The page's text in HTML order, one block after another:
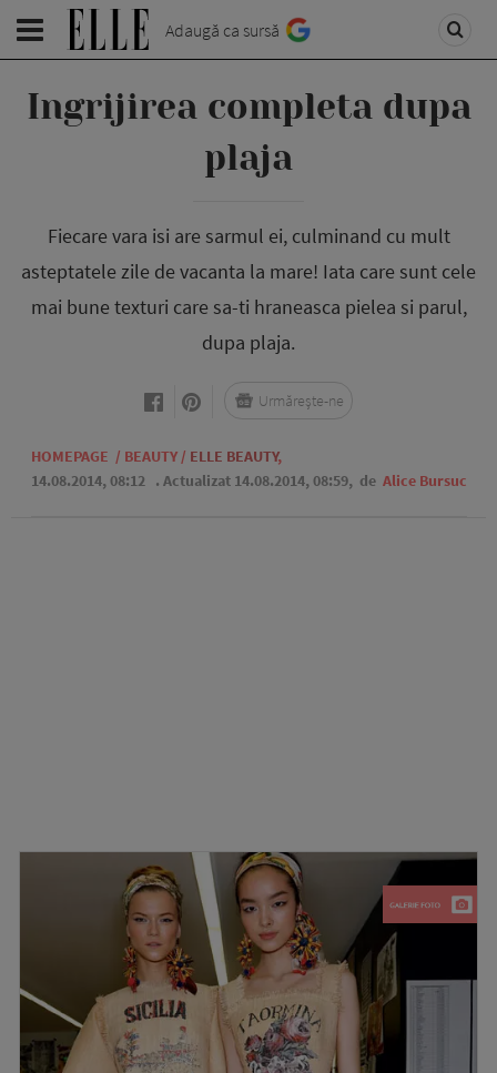
Adaugă ca sursă
Ingrijirea completa dupa
plaja
Fiecare vara isi are sarmul ei, culminand cu mult
asteptatele zile de vacanta la mare! Iata care sunt cele
mai bune texturi care sa-ti hraneasca pielea si parul,
dupa plaja.
HOMEPAGE / BEAUTY/ ELLE BEAUTY,
14.08.2014, 08:12 . Actualizat 14.08.2014, 08:59, de Alice Bursuc
Urmărește-ne